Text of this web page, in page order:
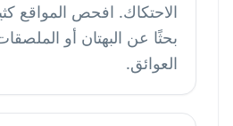
الاحتكاك. افحص المواقع
بحثًا عن البهتان أو
العوائق.